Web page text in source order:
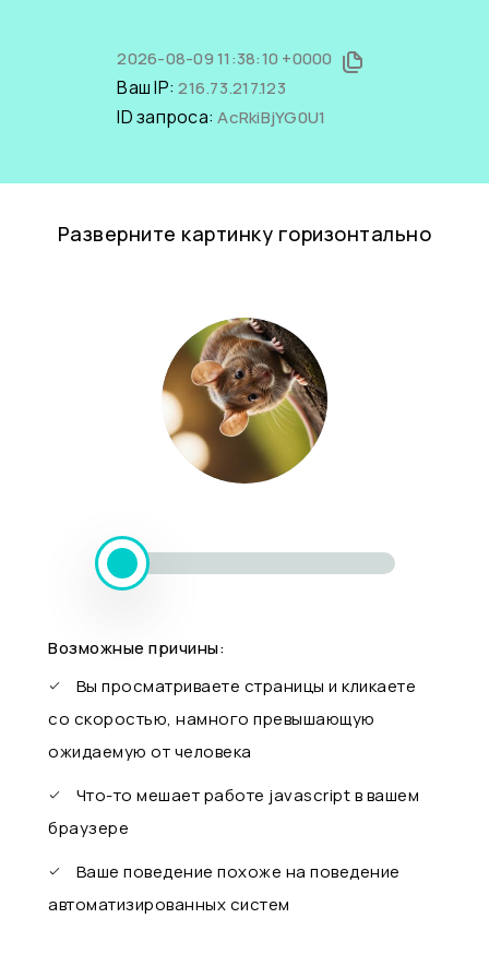
2026-08-09 11:38:10 +0000
Ваш IP:216.73.217.123
ID запроса:AcRkiBjYG0U1
Разверните картинку горизонтально
Возможные причины:
Вы просматриваете страницы и кликаете
со скоростью, намного превышающую
ожидаемую от человека
Что-то мешает работе javascript в вашем
браузере
Ваше поведение похоже на поведение
автоматизированных систем